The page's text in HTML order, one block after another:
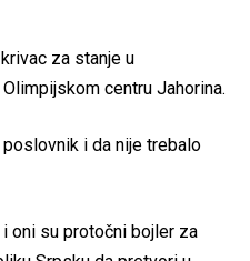
za stanje u
centru Jahorina.
i da nije trebalo
oni su protočni bojler za